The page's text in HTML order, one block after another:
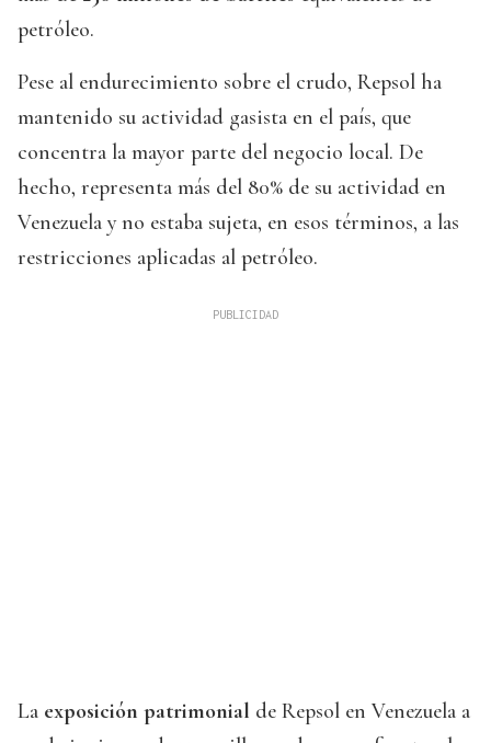
petróleo.
Pese al endurecimiento sobre el crudo, Repsol ha
mantenido su actividad gasista en el país, que
concentra la mayor parte del negocio local. De
hecho, representa más del 80% de su actividad en
Venezuela y no estaba sujeta, en esos términos, a las
restricciones aplicadas al petróleo.
La exposición patrimonial de Repsol en Venezuela a